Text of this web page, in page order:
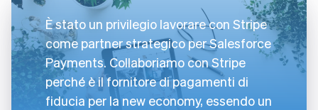
È stato un privilegio lavorare con Stripe
come partner strategico per Salesforce
Payments. Collaboriamo con Stripe
perché è il fornitore di pagamenti di
fiducia per la new economy, essendo un